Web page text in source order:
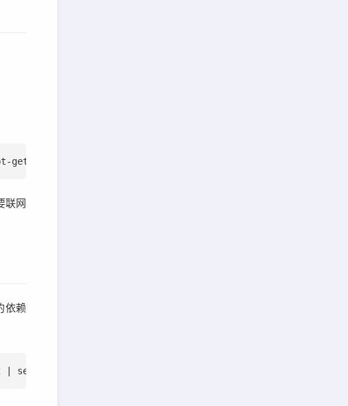
get dselect-upgrade -y
联网
依赖
| sed -n 's/^Package: //p' | sort) > ~/manual_installed.list